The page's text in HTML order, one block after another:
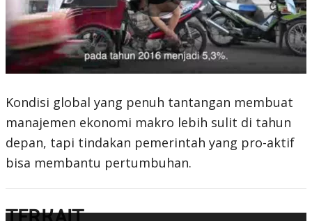
0:00 / 2:59
Kondisi global yang penuh tantangan membuat
manajemen ekonomi makro lebih sulit di tahun
depan, tapi tindakan pemerintah yang pro-aktif
bisa membantu pertumbuhan.